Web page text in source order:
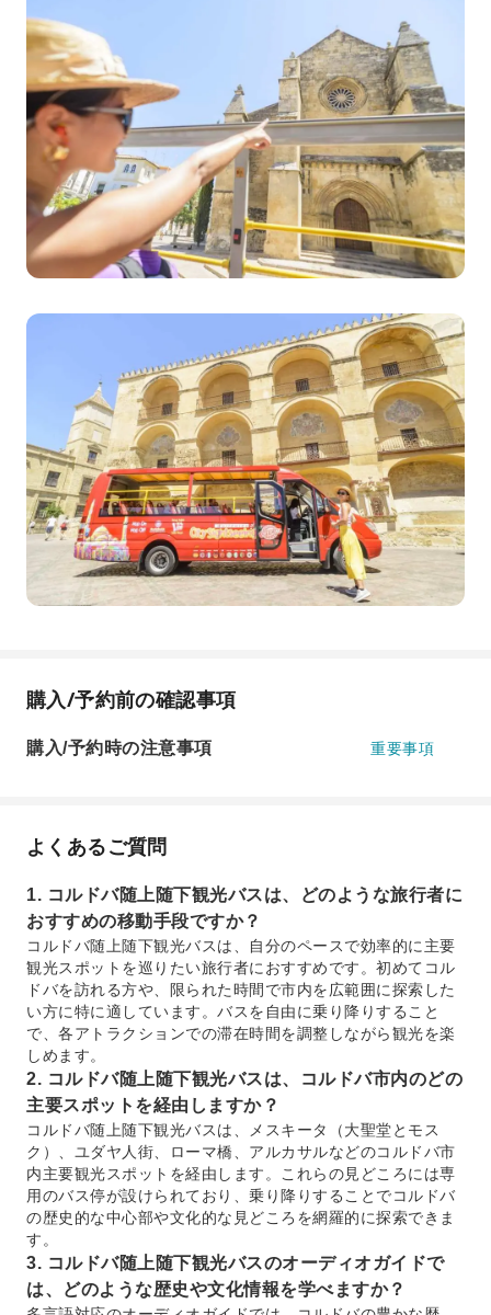
購入/予約前の確認事項
購入/予約時の注意事項 重要事項
よくあるご質問
1. コルドバ随上随下観光バスは、どのような旅行者に
おすすめの移動手段ですか？
コルドバ随上随下観光バスは、自分のペースで効率的に主要
観光スポットを巡りたい旅行者におすすめです。初めてコル
ドバを訪れる方や、限られた時間で市内を広範囲に探索した
い方に特に適しています。バスを自由に乗り降りすること
で、各アトラクションでの滞在時間を調整しながら観光を楽
しめます。
2. コルドバ随上随下観光バスは、コルドバ市内のどの
主要スポットを経由しますか？
コルドバ随上随下観光バスは、メスキータ（大聖堂とモス
ク）、ユダヤ人街、ローマ橋、アルカサルなどのコルドバ市
内主要観光スポットを経由します。これらの見どころには専
用のバス停が設けられており、乗り降りすることでコルドバ
の歴史的な中心部や文化的な見どころを網羅的に探索できま
す。
3. コルドバ随上随下観光バスのオーディオガイドで
は、どのような歴史や文化情報を学べますか？